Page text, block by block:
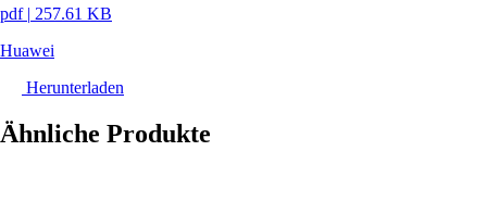
pdf | 257.61 KB
Huawei
Herunterladen
Ähnliche Produkte